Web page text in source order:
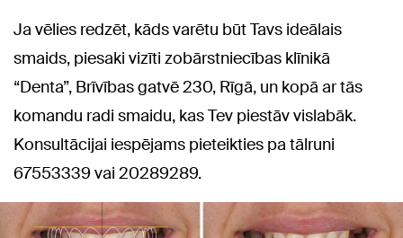
Ja vēlies redzēt, kāds varētu būt Tavs ideālais
smaids, piesaki vizīti zobārstniecības klīnikā
“Denta”, Brīvības gatvē 230, Rīgā, un kopā ar tās
komandu radi smaidu, kas Tev piestāv vislabāk.
Konsultācijai iespējams pieteikties pa tālruni
67553339 vai 20289289.